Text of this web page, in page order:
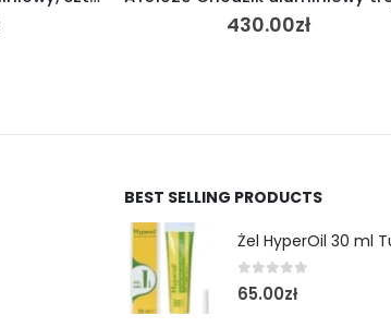
BEST SELLING PRODUCTS
0out of 5
65.00zł